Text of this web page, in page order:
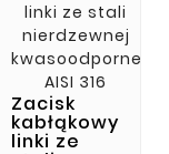
Zacisk
kabłąkowy
linki ze